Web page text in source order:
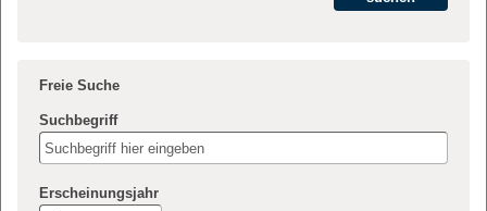
Freie Suche
Suchbegriff
Erscheinungsjahr